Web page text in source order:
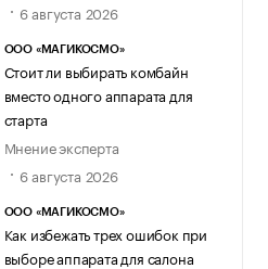
6 августа 2026
ООО «МАГИКОСМО»
Стоит ли выбирать комбайн
вместо одного аппарата для
старта
Мнение эксперта
6 августа 2026
ООО «МАГИКОСМО»
Как избежать трех ошибок при
выборе аппарата для салона